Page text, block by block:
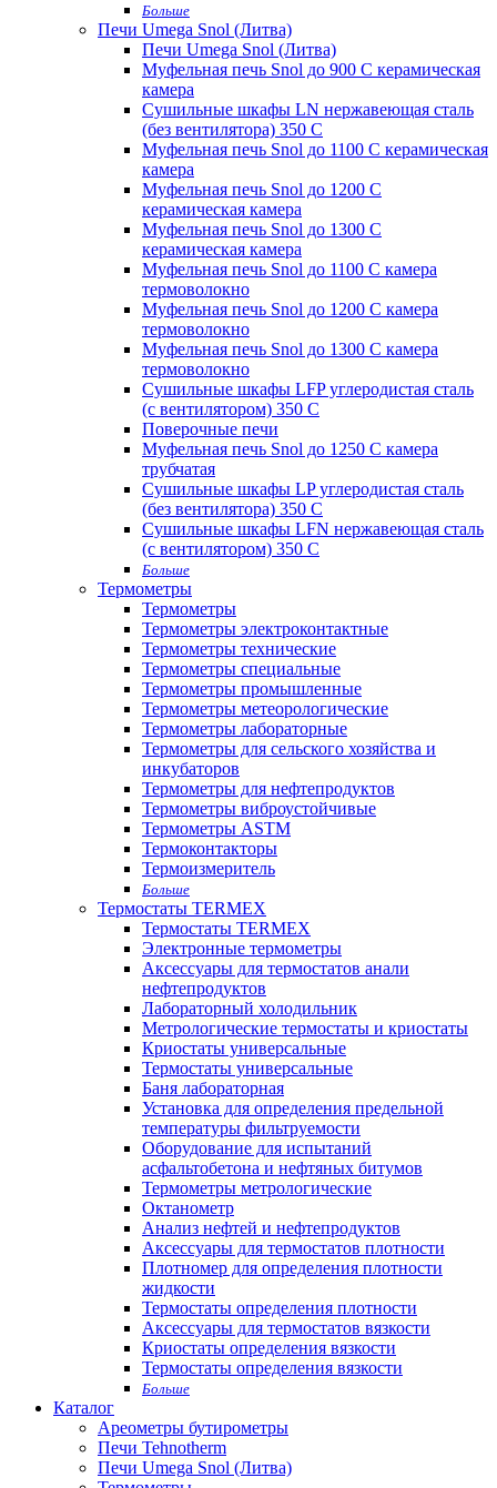
Больше
Печи Umega Snol (Литва)
Печи Umega Snol (Литва)
Муфельная печь Snol до 900 С керамическая
камера
Сушильные шкафы LN нержавеющая сталь
(без вентилятора) 350 С
Муфельная печь Snol до 1100 С керамическая
камера
Муфельная печь Snol до 1200 С
керамическая камера
Муфельная печь Snol до 1300 С
керамическая камера
Муфельная печь Snol до 1100 С камера
термоволокно
Муфельная печь Snol до 1200 С камера
термоволокно
Муфельная печь Snol до 1300 С камера
термоволокно
Сушильные шкафы LFP углеродистая сталь
(с вентилятором) 350 С
Поверочные печи
Муфельная печь Snol до 1250 С камера
трубчатая
Сушильные шкафы LP углеродистая сталь
(без вентилятора) 350 С
Сушильные шкафы LFN нержавеющая сталь
(с вентилятором) 350 С
Больше
Термометры
Термометры
Термометры электроконтактные
Термометры технические
Термометры специальные
Термометры промышленные
Термометры метеорологические
Термометры лабораторные
Термометры для сельского хозяйства и
инкубаторов
Термометры для нефтепродуктов
Термометры виброустойчивые
Термометры ASTM
Термоконтакторы
Термоизмеритель
Больше
Термостаты TERMEX
Термостаты TERMEX
Электронные термометры
Аксессуары для термостатов анали
нефтепродуктов
Лабораторный холодильник
Метрологические термостаты и криостаты
Криостаты универсальные
Термостаты универсальные
Баня лабораторная
Установка для определения предельной
температуры фильтруемости
Оборудование для испытаний
асфальтобетона и нефтяных битумов
Термометры метрологические
Октанометр
Анализ нефтей и нефтепродуктов
Аксессуары для термостатов плотности
Плотномер для определения плотности
жидкости
Термостаты определения плотности
Аксессуары для термостатов вязкости
Криостаты определения вязкости
Термостаты определения вязкости
Больше
Каталог
Ареометры бутирометры
Печи Tehnotherm
Печи Umega Snol (Литва)